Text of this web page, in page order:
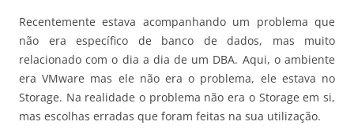
Recentemente estava acompanhando um problema que
não era específico de banco de dados, mas muito
relacionado com o dia a dia de um DBA. Aqui, o ambiente
era VMware mas ele não era o problema, ele estava no
Storage. Na realidade o problema não era o Storage em si,
mas escolhas erradas que foram feitas na sua utilização.